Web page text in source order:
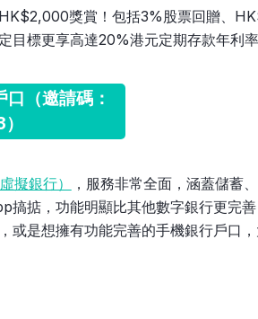
獎賞！包括3%股票回贈、
目標更享高達20%港元定期存款年利率
（邀請碼：
擬銀行）
，服務非常全面，涵蓋儲蓄
搞掂，功能明顯比其他數字銀行更完
或是想擁有功能完善的手機銀行戶口